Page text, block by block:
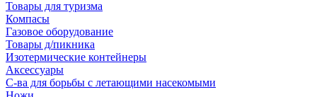
Товары для туризма
Компасы
Газовое оборудование
Товары д/пикника
Изотермические контейнеры
Аксессуары
С-ва для борьбы с летающими насекомыми